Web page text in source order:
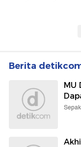
Berita
MU